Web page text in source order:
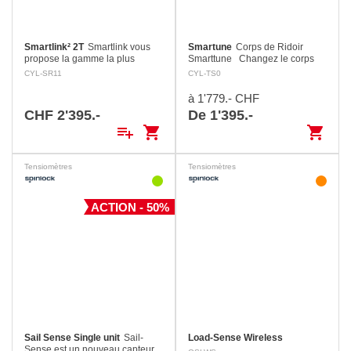
Smartlink² 2T Smartlink vous
propose la gamme la plus
compacte, la plus légère et la
CYL-SR11
CHF 2'395.-
playlist_add shopping_cart
Smartune Corps de Ridoir
Smarttune Changez le corps
de ridoir existant contre le
charges sur les haubans et
étais. Transfert…
CYL-TS0
à 1'779.- CHF
De 1'395.-
shopping_cart
Tensiomètres
ACTION - 50%
Sail Sense Single unit Sail-
Tensiomètres
Load-Sense Wireless